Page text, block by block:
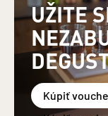
UŽITE
Kúpiť